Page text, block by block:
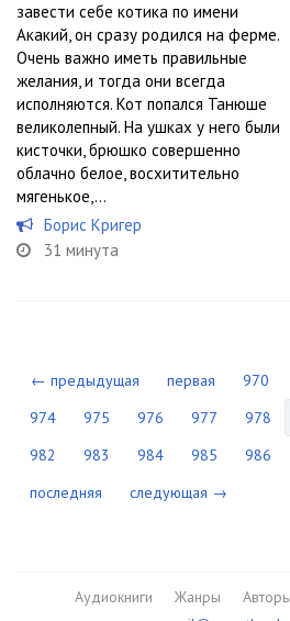
завести себе котика по имени
Акакий, он сразу родился на ферме.
Очень важно иметь правильные
желания, и тогда они всегда
исполняются. Кот попался Танюше
великолепный. На ушках у него были
кисточки, брюшко совершенно
облачно белое, восхитительно
мягенькое,...
Борис Кригер
31 минута
← предыдущая первая 970
974
975 976 977 978
982
983 984 985 986
последняя
следующая →
Аудиокниги Жанры Авторы